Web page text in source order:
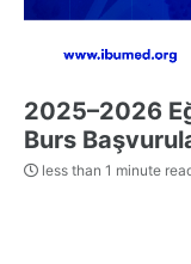
2025–2026
Burs
less than 1 minute